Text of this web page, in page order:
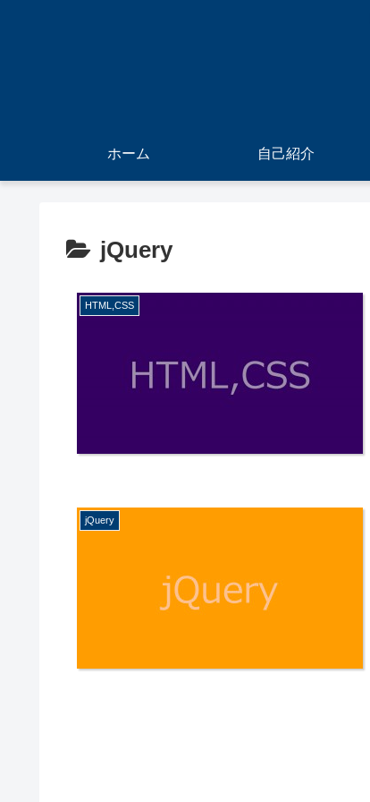
ホーム 自己紹介
jQuery
HTML,CSS
jQuery